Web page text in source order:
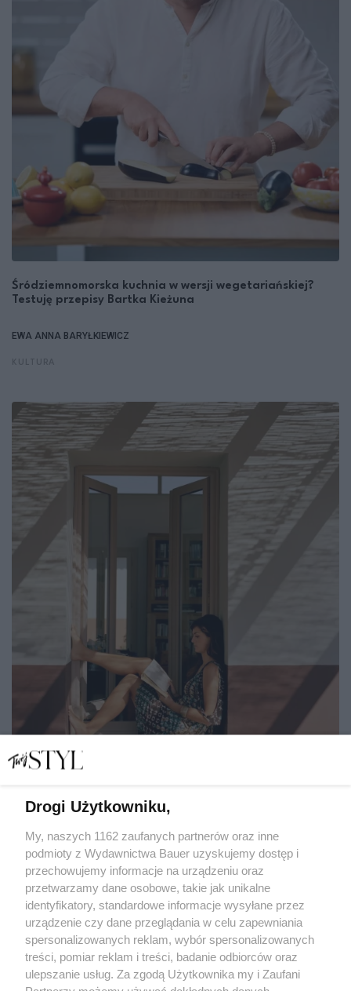
Śródziemnomorska kuchnia w wersji wegetariańskiej?
Testuję przepisy Bartka Kieżuna
EWA ANNA BARYŁKIEWICZ
chwytają za serce i wyciskają łzy
EWA ANNA BARYŁKIEWICZ
KULTURA
Drogi Użytkowniku,
My, naszych 1162 zaufanych partnerów oraz inne
podmioty z Wydawnictwa Bauer uzyskujemy dostęp i
przechowujemy informacje na urządzeniu oraz
przetwarzamy dane osobowe, takie jak unikalne
identyfikatory, standardowe informacje wysyłane przez
urządzenie czy dane przeglądania w celu zapewniania
spersonalizowanych reklam, wybór spersonalizowanych
treści, pomiar reklam i treści, badanie odbiorców oraz
ulepszanie usług. Za zgodą Użytkownika my i Zaufani